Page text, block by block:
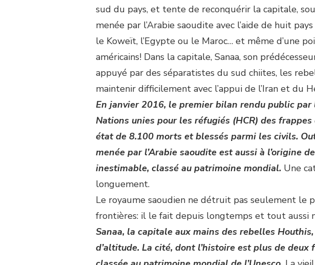
sud du pays, et tente de reconquérir la capitale,
menée par l’Arabie saoudite avec l’aide de huit
le Koweït, l’Egypte ou le Maroc… et même d’une
américains! Dans la capitale, Sanaa, son
appuyé par des séparatistes du sud chiites, les
maintenir difficilement avec l’appui de l’Iran et du
En janvier 2016, le premier bilan rendu public par
Nations unies pour les réfugiés (HCR) des
état de 8.100 morts et blessés parmi les civils.
menée par l’Arabie saoudite est aussi à l’origine
inestimable, classé au patrimoine mondial. Une
longuement.
Le royaume saoudien ne détruit pas seulement le
frontières: il le fait depuis longtemps et tout aussi
Sanaa, la capitale aux mains des rebelles
d’altitude. La cité, dont l’histoire est plus de